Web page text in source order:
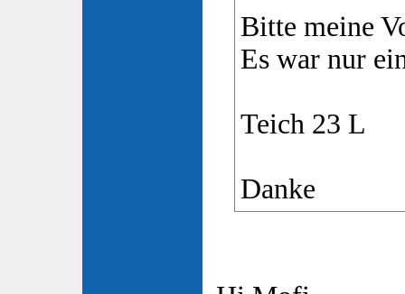
Bitte meine
Es war nur
Teich 23 L
Danke